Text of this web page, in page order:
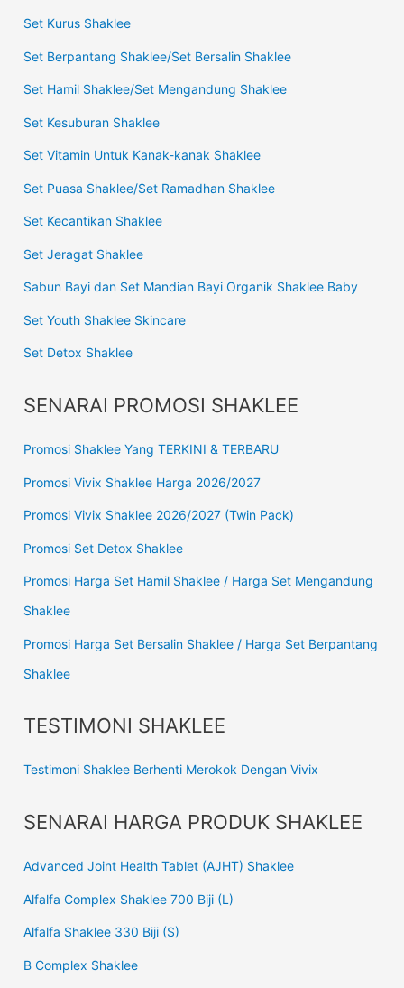
Set Kurus Shaklee
Set Berpantang Shaklee/Set Bersalin Shaklee
Set Hamil Shaklee/Set Mengandung Shaklee
Set Kesuburan Shaklee
Set Vitamin Untuk Kanak-kanak Shaklee
Set Puasa Shaklee/Set Ramadhan Shaklee
Set Kecantikan Shaklee
Set Jeragat Shaklee
Sabun Bayi dan Set Mandian Bayi Organik Shaklee Baby
Set Youth Shaklee Skincare
Set Detox Shaklee
SENARAI PROMOSI SHAKLEE
Promosi Shaklee Yang TERKINI & TERBARU
Promosi Vivix Shaklee Harga 2026/2027
Promosi Vivix Shaklee 2026/2027 (Twin Pack)
Promosi Set Detox Shaklee
Promosi Harga Set Hamil Shaklee / Harga Set Mengandung
Shaklee
Promosi Harga Set Bersalin Shaklee / Harga Set Berpantang
Shaklee
TESTIMONI SHAKLEE
Testimoni Shaklee Berhenti Merokok Dengan Vivix
SENARAI HARGA PRODUK SHAKLEE
Advanced Joint Health Tablet (AJHT) Shaklee
Alfalfa Complex Shaklee 700 Biji (L)
Alfalfa Shaklee 330 Biji (S)
B Complex Shaklee